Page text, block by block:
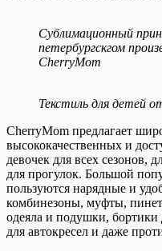
Сублимационный
петербургскгом
СherryMom
Текстиль для детей
CherryMom предлагает
высококачественных и
девочек для всех сезонов,
для прогулок. Большой
пользуются нарядные и
комбинезоны, муфты,
одеяла и подушки, бортики
для автокресел и даже